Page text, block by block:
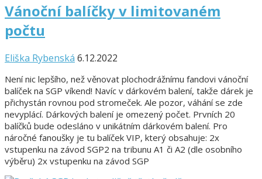
Vánoční balíčky v limitovaném
počtu
Eliška Rybenská 6.12.2022
Není nic lepšího, než věnovat plochodrážnímu fandovi vánoční
balíček na SGP víkend! Navíc v dárkovém balení, takže dárek je
přichystán rovnou pod stromeček. Ale pozor, váhání se zde
nevyplácí. Dárkových balení je omezený počet. Prvních 20
balíčků bude odesláno v unikátním dárkovém balení. Pro
náročné fanoušky je tu balíček VIP, který obsahuje: 2x
vstupenku na závod SGP2 na tribunu A1 či A2 (dle osobního
výběru) 2x vstupenku na závod SGP